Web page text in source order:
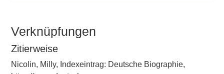
Verknüpfungen
Zitierweise
Nicolin, Milly, Indexeintrag: Deutsche Biographie,